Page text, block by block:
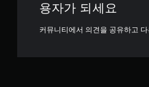
용자가 되세요
커뮤니티에서 의견을 공유하고